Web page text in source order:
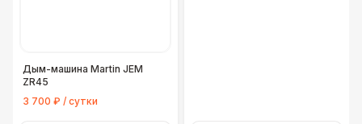
Дым-машина Martin JEM
ZR45
3 700 ₽ / сутки